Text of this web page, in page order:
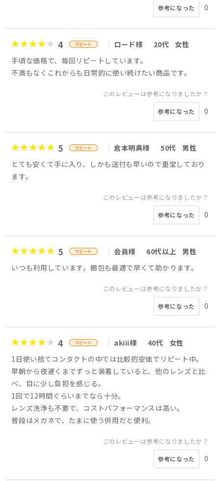
参考になった 0
4 ロード様 20代
女性
手頃な価格で、毎回リピートしています。
不満もなくこれからも日常的に使い続けたい商品です。
このレビューは参考になりましたか？
参考になった 0
5 倉本明典様 50代
男性
とても安くて手に入り、しかも送付も早いので重宝しており
ます。
このレビューは参考になりましたか？
参考になった 0
5 会員様 60代以上
男性
いつも利用しています。梱包も最適で早くて助かります。
このレビューは参考になりましたか？
参考になった 0
4 akiii様 40代
女性
1日使い捨てコンタクトの中では比較的安価でリピート中。
早朝から夜遅くまでずっと装着していると、他のレンズと比
べ、目に少し負担を感じる。
1回で12時間ぐらいまでなら十分。
レンズ洗浄も不要で、コストパフォーマンスは高い。
普段はメガネで、たまに使う併用だと便利。
このレビューは参考になりましたか？
参考になった 0